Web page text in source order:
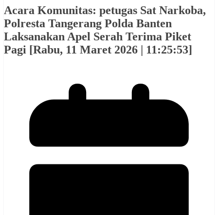
Acara Komunitas: petugas Sat Narkoba,
Polresta Tangerang Polda Banten
Laksanakan Apel Serah Terima Piket
Pagi [Rabu, 11 Maret 2026 | 11:25:53]